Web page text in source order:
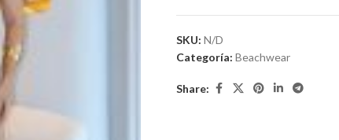
SKU: N/D
Categoría: Beachwear
Share: